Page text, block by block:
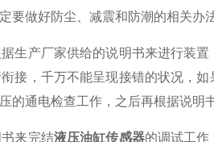
要做好防尘、减震和防潮的相关办法
产厂家供给的说明书来进行装置
接，千万不能呈现接错的状况，
通电检查工作，之后再根据说明
来完结液压油缸传感器的调试工作